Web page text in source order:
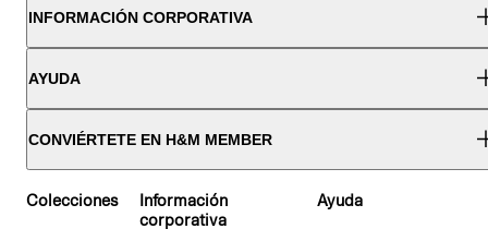
INFORMACIÓN CORPORATIVA
AYUDA
CONVIÉRTETE EN H&M MEMBER
Colecciones
Información
corporativa
Ayuda